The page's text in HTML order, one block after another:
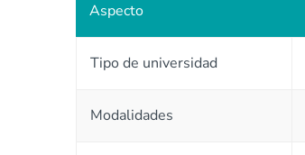
Aspecto
Tipo de universidad
Modalidades